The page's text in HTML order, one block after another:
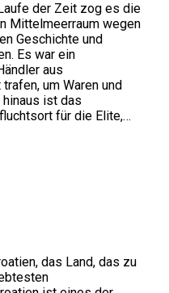
der Zeit zog es die
Mittelmeerraum wegen
Geschichte und
Es war ein
aus
um Waren und
hinaus ist das
für die Elite,…
das Land, das zu